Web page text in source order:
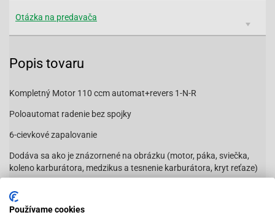
Otázka na predavača
Popis tovaru
Kompletný Motor 110 ccm automat+revers 1-N-R
Poloautomat radenie bez spojky
6-cievkové zapalovanie
Dodáva sa ako je znázornené na obrázku (motor, páka, sviečka,
koleno karburátora, medzikus a tesnenie karburátora, kryt reťaze)
1P52revers
Používame cookies